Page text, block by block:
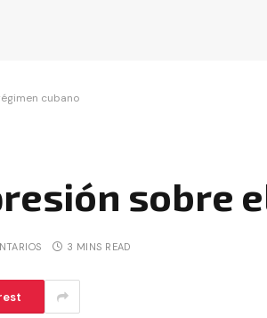
cubano
sobre
3 MINS READ